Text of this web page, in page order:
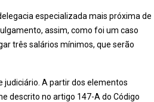
especializada mais próxima de
assim, como foi um caso
três salários mínimos, que serão
judiciário. A partir dos elementos
descrito no artigo 147-A do Código